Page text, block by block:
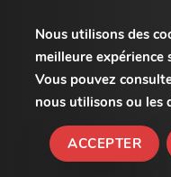
Horaires :Lundi au
Mentions
Nous utilisons des
meilleure expérience
Vous pouvez
nous utilisons ou les
ACCEPTER